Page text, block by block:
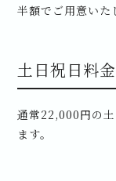
半額でご用意いた
土日祝日料
通常22,000円の
ます。